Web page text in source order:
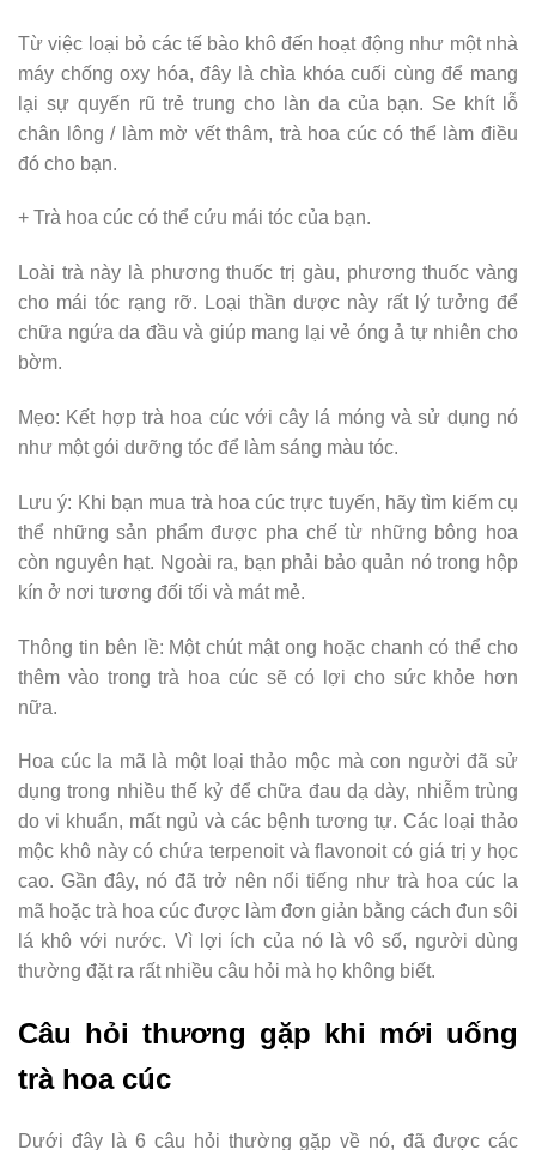
Từ việc loại bỏ các tế bào khô đến hoạt động như một nhà
máy chống oxy hóa, đây là chìa khóa cuối cùng để mang
lại sự quyến rũ trẻ trung cho làn da của bạn. Se khít lỗ
chân lông / làm mờ vết thâm, trà hoa cúc có thể làm điều
đó cho bạn.
+ Trà hoa cúc có thể cứu mái tóc của bạn.
Loài trà này là phương thuốc trị gàu, phương thuốc vàng
cho mái tóc rạng rỡ. Loại thần dược này rất lý tưởng để
chữa ngứa da đầu và giúp mang lại vẻ óng ả tự nhiên cho
bờm.
Mẹo: Kết hợp trà hoa cúc với cây lá móng và sử dụng nó
như một gói dưỡng tóc để làm sáng màu tóc.
Lưu ý: Khi bạn mua trà hoa cúc trực tuyến, hãy tìm kiếm cụ
thể những sản phẩm được pha chế từ những bông hoa
còn nguyên hạt. Ngoài ra, bạn phải bảo quản nó trong hộp
kín ở nơi tương đối tối và mát mẻ.
Thông tin bên lề: Một chút mật ong hoặc chanh có thể cho
thêm vào trong trà hoa cúc sẽ có lợi cho sức khỏe hơn
nữa.
Hoa cúc la mã là một loại thảo mộc mà con người đã sử
dụng trong nhiều thế kỷ để chữa đau dạ dày, nhiễm trùng
do vi khuẩn, mất ngủ và các bệnh tương tự. Các loại thảo
mộc khô này có chứa terpenoit và flavonoit có giá trị y học
cao. Gần đây, nó đã trở nên nổi tiếng như trà hoa cúc la
mã hoặc trà hoa cúc được làm đơn giản bằng cách đun sôi
lá khô với nước. Vì lợi ích của nó là vô số, người dùng
thường đặt ra rất nhiều câu hỏi mà họ không biết.
Câu hỏi thương gặp khi mới uống
trà hoa cúc
Dưới đây là 6 câu hỏi thường gặp về nó, đã được các